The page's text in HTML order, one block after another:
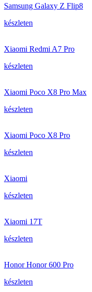
Samsung Galaxy Z Flip8
készleten
Xiaomi Redmi A7 Pro
készleten
Xiaomi Poco X8 Pro Max
készleten
Xiaomi Poco X8 Pro
készleten
Xiaomi
készleten
Xiaomi 17T
készleten
Honor Honor 600 Pro
készleten